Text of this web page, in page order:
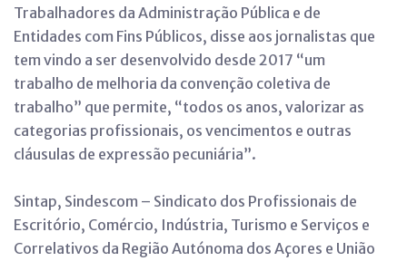
Trabalhadores da Administração Pública e de
Entidades com Fins Públicos, disse aos jornalistas que
tem vindo a ser desenvolvido desde 2017 “um
trabalho de melhoria da convenção coletiva de
trabalho” que permite, “todos os anos, valorizar as
categorias profissionais, os vencimentos e outras
cláusulas de expressão pecuniária”.
Sintap, Sindescom – Sindicato dos Profissionais de
Escritório, Comércio, Indústria, Turismo e Serviços e
Correlativos da Região Autónoma dos Açores e União